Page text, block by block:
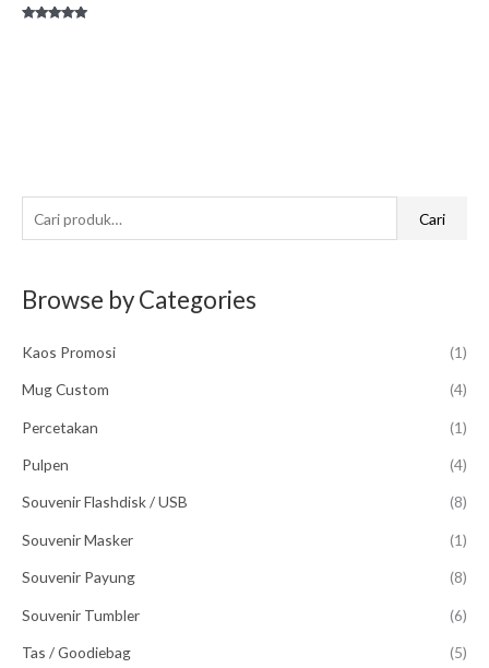
e
c
r
i
u
n
t
:
Cari
Browse by Categories
Kaos Promosi (1)
Mug Custom (4)
Percetakan (1)
Pulpen (4)
Souvenir Flashdisk / USB (8)
Souvenir Masker (1)
Souvenir Payung (8)
Souvenir Tumbler (6)
Tas / Goodiebag (5)